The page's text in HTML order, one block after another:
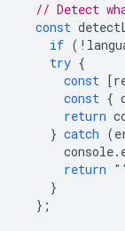
// Detect
const
if ( !
try {
const [
const {
return
} catch (
console.
return
}
};